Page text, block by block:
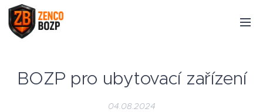
BOZP pro ubytovací zařízení
04.08.2024